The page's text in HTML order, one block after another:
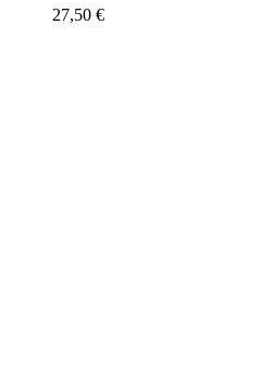
27,50 €